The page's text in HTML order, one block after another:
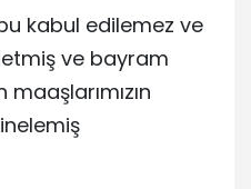
kabul edilemez ve
ve bayram